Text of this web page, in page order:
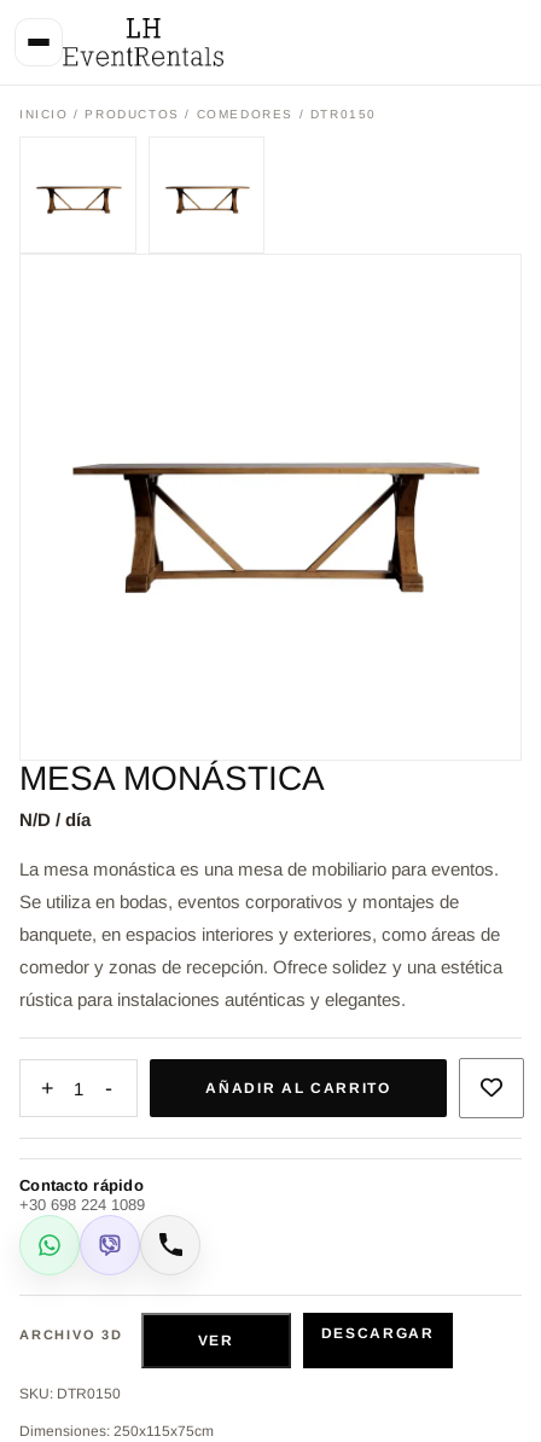
INICIO / PRODUCTOS/ COMEDORES / DTR0150
MESA MONÁSTICA
N/D / día
La mesa monástica es una mesa de mobiliario para eventos.
Se utiliza en bodas, eventos corporativos y montajes de
banquete, en espacios interiores y exteriores, como áreas de
comedor y zonas de recepción. Ofrece solidez y una estética
rústica para instalaciones auténticas y elegantes.
+ 1 - AÑADIR AL CARRITO
Contacto rápido
+30 698 224 1089
WhatsApp
Viber Llamar
ARCHIVO 3D VER DESCARGAR
SKU: DTR0150
Dimensiones: 250x115x75cm